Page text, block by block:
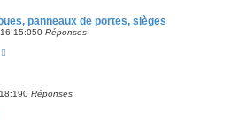
panneaux de portes, sièges
15:050 Réponses
0 Réponses